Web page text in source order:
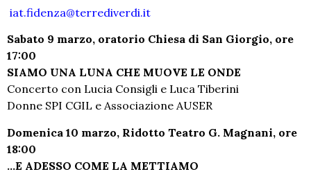
iat.fidenza@terrediverdi.it
Sabato 9 marzo, oratorio Chiesa di San Giorgio, ore
17:00
SIAMO UNA LUNA CHE MUOVE LE ONDE
Concerto con Lucia Consigli e Luca Tiberini
Donne SPI CGIL e Associazione AUSER
Domenica 10 marzo, Ridotto Teatro G. Magnani, ore
18:00
…E ADESSO COME LA METTIAMO